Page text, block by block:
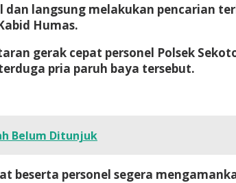
dan langsung melakukan pencarian
Humas.
gerak cepat personel Polsek
pria paruh baya tersebut.
Belum Ditunjuk
beserta personel segera